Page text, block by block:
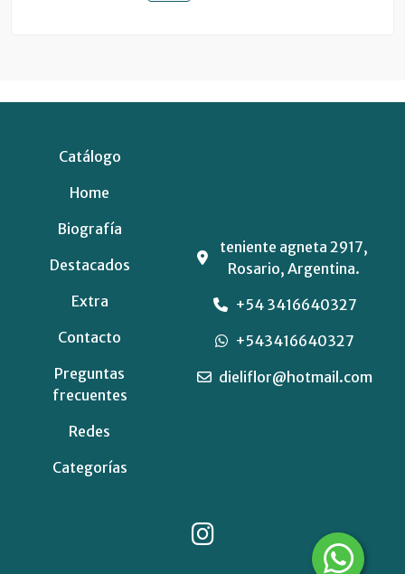
Catálogo
Home
Biografía
Destacados
Extra
Contacto
Preguntas
frecuentes
Redes
Categorías
teniente agneta 2917,
Rosario, Argentina.
+54 3416640327
+543416640327
dieliflor@hotmail.com